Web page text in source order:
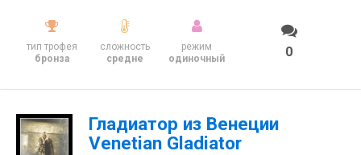
тип трофея
бронза
сложность
средне
режим
одиночный
0
Гладиатор из Венеции
Venetian Gladiator